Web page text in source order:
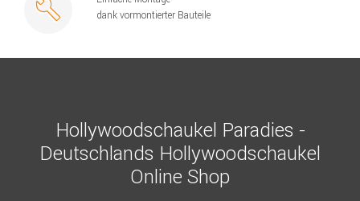
dank vormontierter Bauteile
Hollywoodschaukel Paradies -
Deutschlands Hollywoodschaukel
Online Shop